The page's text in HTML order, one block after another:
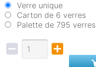
Verre unique
Carton de 6 verres
Palette de 795 verres